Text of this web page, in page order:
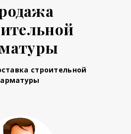
строительной
арматуры